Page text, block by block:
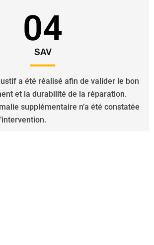
04
SAV
a été réalisé afin de valider le bon
et la durabilité de la réparation.
supplémentaire n’a été constatée